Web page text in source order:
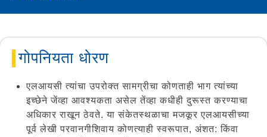
गोपनियता धोरण
एलआयसी त्यांचा उपरोक्त सामग्रीचा कोणताही भाग त्यांच्या
इच्छेने जेंव्हा आवश्यकता असेल तेंव्हा कधीही दुरूस्त करण्याचा
अधिकार राखून ठेवते. या संकेतस्थळाचा मजकूर एलआयसीच्या
पूर्व लेखी परवानगीशिवाय कोणत्याही स्वरूपात, अंशत: किंवा